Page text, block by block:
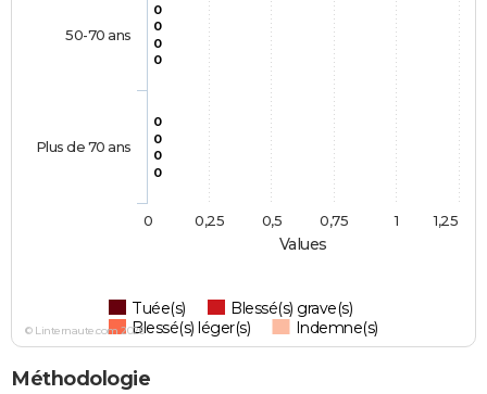
Values
0
0
0
0
0
0
0
0
Tuée(s)
Blessé(s) grave(s)
Blessé(s) léger(s)
Indemne(s)
50-70 ans
Plus de 70 ans
0 1
0,25 0,5 0,75 1,25
© Linternaute.com 2026
Méthodologie